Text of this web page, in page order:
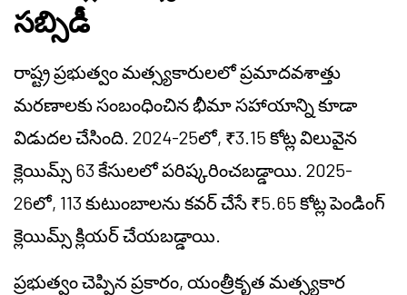
సబ్సిడీ
రాష్ట్ర ప్రభుత్వం మత్స్యకారులలో ప్రమాదవశాత్తు
మరణాలకు సంబంధించిన భీమా సహాయాన్ని కూడా
విడుదల చేసింది. 2024-25లో, ₹3.15 కోట్ల విలువైన
క్లెయిమ్స్ 63 కేసులలో పరిష్కరించబడ్డాయి. 2025-
26లో, 113 కుటుంబాలను కవర్ చేసే ₹5.65 కోట్ల పెండింగ్
క్లెయిమ్స్ క్లియర్ చేయబడ్డాయి.
ప్రభుత్వం చెప్పిన ప్రకారం, యంత్రీకృత మత్స్యకార